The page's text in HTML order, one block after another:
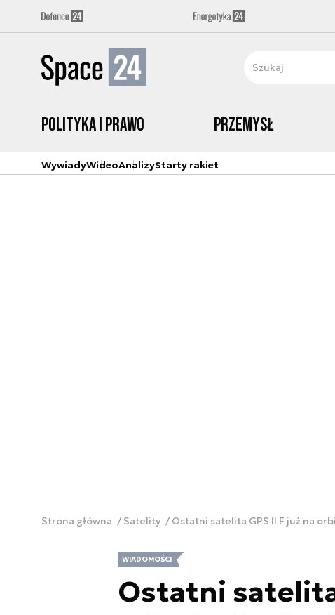
Polityka i prawo Przemysł
WywiadyWideoAnalizyStarty rakiet
Strona główna Satelity Ostatni satelita GPS II F już na
WIADOMOŚCI
Ostatni satelita